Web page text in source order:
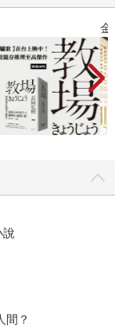
金
說
間？